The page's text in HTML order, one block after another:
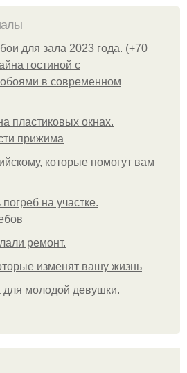
для зала 2023 года. (+70
гостиной с
в современном
пластиковых окнах.
прижима
которые помогут вам
на участке.
ремонт.
изменят вашу жизнь
для молодой девушки.